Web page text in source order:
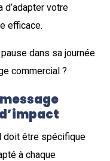
votre
efficace.
dans sa journée
commercial ?
doit être spécifique
à chaque